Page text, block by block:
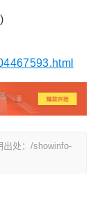
出处：/showinfo-